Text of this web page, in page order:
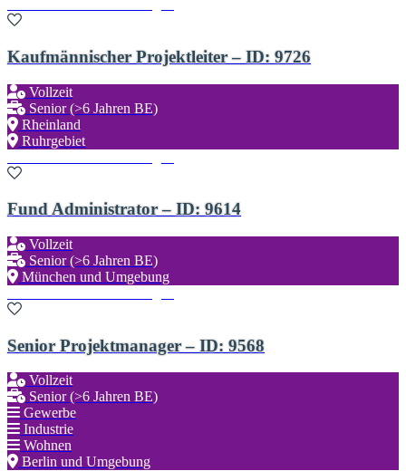
Kaufmännischer Projektleiter – ID: 9726
Vollzeit
Senior (>6 Jahren BE)
Rheinland
Ruhrgebiet
Fund Administrator – ID: 9614
Vollzeit
Senior (>6 Jahren BE)
München und Umgebung
Senior Projektmanager – ID: 9568
Vollzeit
Senior (>6 Jahren BE)
Gewerbe
Industrie
Wohnen
Berlin und Umgebung